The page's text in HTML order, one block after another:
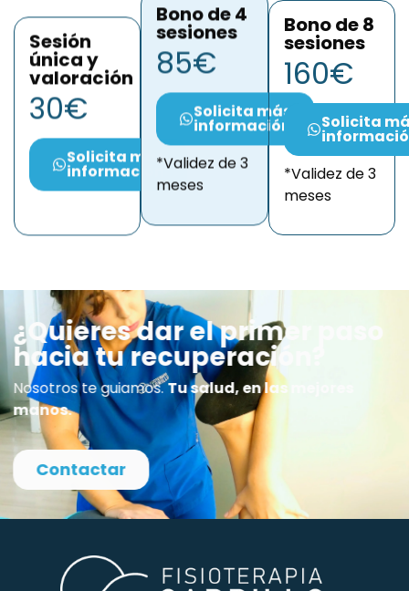
Sesión
única y
valoración
30€
Solicita más
información
Bono de 4
sesiones
85€
Solicita más
información
*Validez de 3
meses
Bono de 8
sesiones
160€
Solicita
*Validez de 3
meses
¿Quieres dar el primer paso
hacia tu recuperación?
Nosotros te guiamos.Tu salud, en las mejores
manos.
Contactar